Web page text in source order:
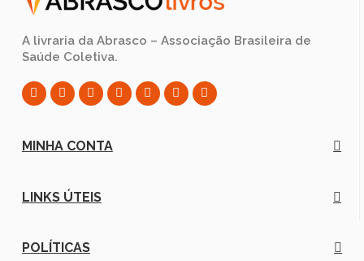
A livraria da Abrasco – Associação Brasileira de
Saúde Coletiva.
MINHA CONTA
LINKS ÚTEIS
POLÍTICAS